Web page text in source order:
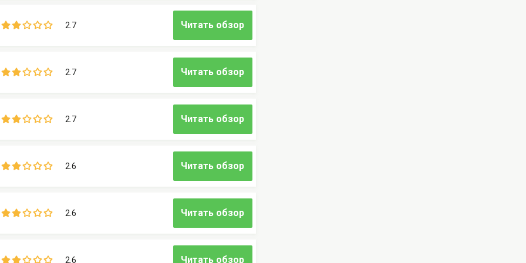
2.7 Читать обзор
2.7 Читать обзор
2.7 Читать обзор
2.6 Читать обзор
2.6 Читать обзор
2.6 Читать обзор